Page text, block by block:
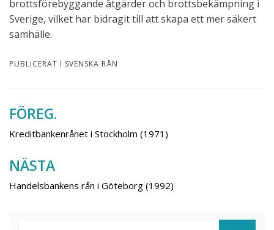
brottsförebyggande åtgärder och brottsbekämpning i
Sverige, vilket har bidragit till att skapa ett mer säkert
samhälle.
PUBLICERAT I SVENSKA RÅN
Inläggsnavigering
FÖREG.
Kreditbankenrånet i Stockholm (1971)
NÄSTA
Handelsbankens rån i Göteborg (1992)